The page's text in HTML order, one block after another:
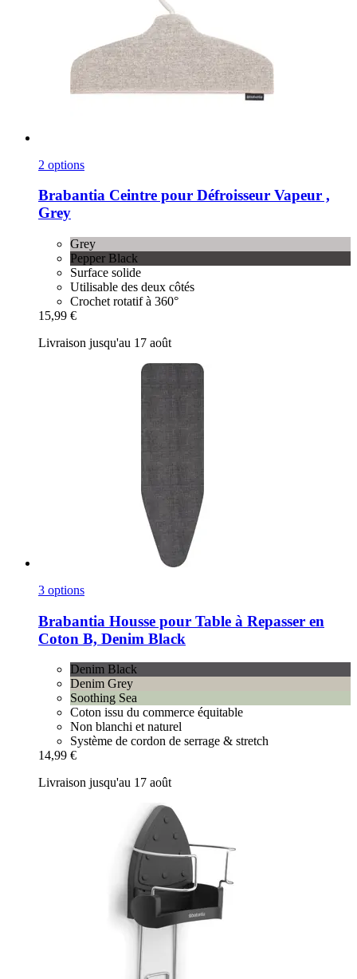
2 options
Brabantia Ceintre pour Défroisseur Vapeur ,
Grey
Grey
Pepper Black
Surface solide
Utilisable des deux côtés
Crochet rotatif à 360°
15,99 €
Livraison jusqu'au 17 août
3 options
Brabantia Housse pour Table à Repasser en
Coton B, Denim Black
Denim Black
Denim Grey
Soothing Sea
Coton issu du commerce équitable
Non blanchi et naturel
Système de cordon de serrage & stretch
14,99 €
Livraison jusqu'au 17 août